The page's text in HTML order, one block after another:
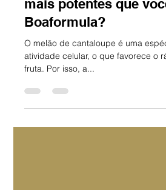
3 de nov. de 2023
8 min de
Vamos conhecer um
mais potentes que
Boaformula?
O melão de cantaloupe é uma